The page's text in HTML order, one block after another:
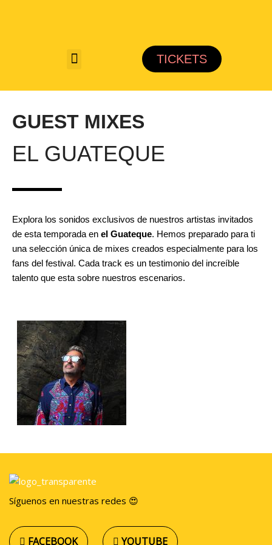
TICKETS
GUEST MIXES
EL GUATEQUE
Explora los sonidos exclusivos de nuestros artistas invitados
de esta temporada en el Guateque. Hemos preparado para ti
una selección única de mixes creados especialmente para los
fans del festival. Cada track es un testimonio del increíble
talento que esta sobre nuestros escenarios.
Síguenos en nuestras redes 😍
FACEBOOK YOUTUBE